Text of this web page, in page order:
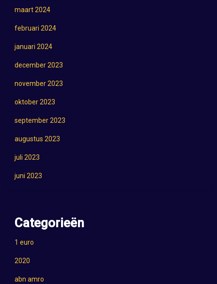
maart 2024
februari 2024
januari 2024
december 2023
november 2023
oktober 2023
september 2023
augustus 2023
juli 2023
juni 2023
Categorieën
1 euro
2020
abn amro